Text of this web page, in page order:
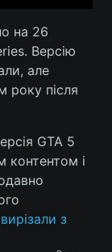
на 26
Версію
але
року після
GTA 5
контентом і
з